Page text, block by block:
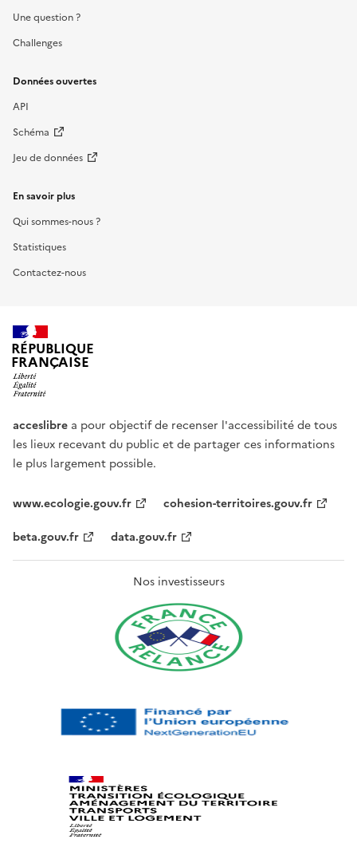
Une question ?
Challenges
Données ouvertes
API
Schéma
Jeu de données
En savoir plus
Qui sommes-nous ?
Statistiques
Contactez-nous
RÉPUBLIQUE
FRANÇAISE
acceslibre a pour objectif de recenser l'accessibilité de tous
les lieux recevant du public et de partager ces informations
le plus largement possible.
www.ecologie.gouv.fr
cohesion-territoires.gouv.fr
beta.gouv.fr
data.gouv.fr
Nos investisseurs